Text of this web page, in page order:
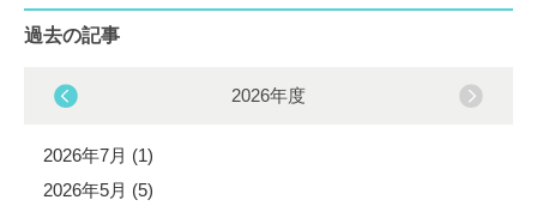
過去の記事
2026年度
2026年7月 (1)
2026年5月 (5)